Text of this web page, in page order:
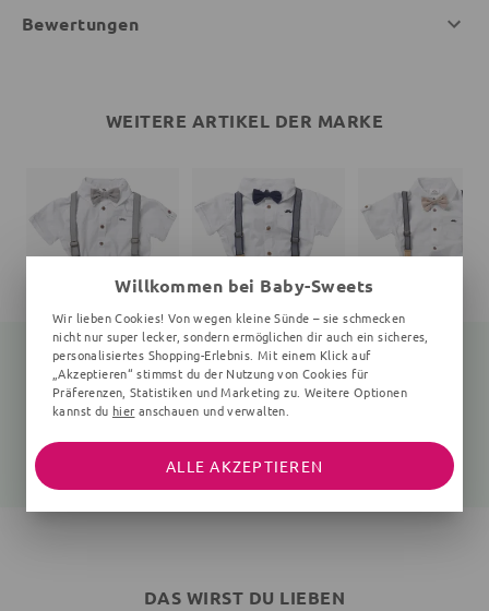
Bewertungen
WEITERE ARTIKEL DER MARKE
Set
31,30 €
Set
28,35 € 31,99 € 31,99 €
DAS WIRST DU LIEBEN
Willkommen bei Baby-Sweets
Wir lieben Cookies! Von wegen kleine Sünde – sie schmecken
nicht nur super lecker, sondern ermöglichen dir auch ein sicheres,
personalisiertes Shopping-Erlebnis. Mit einem Klick auf
„Akzeptieren“ stimmst du der Nutzung von Cookies für
Präferenzen, Statistiken und Marketing zu. Weitere Optionen
kannst du hier anschauen und verwalten.
ALLE AKZEPTIEREN